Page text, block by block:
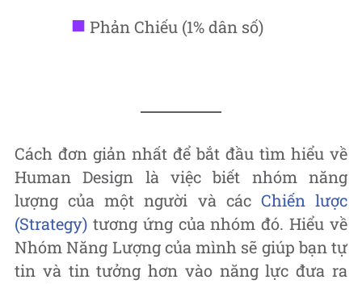
■ Phản Chiếu (1% dân số)
Cách đơn giản nhất để bắt đầu tìm hiểu về
Human Design là việc biết nhóm năng
lượng của một người và các Chiến lược
(Strategy) tương ứng của nhóm đó. Hiểu về
Nhóm Năng Lượng của mình sẽ giúp bạn tự
tin và tin tưởng hơn vào năng lực đưa ra